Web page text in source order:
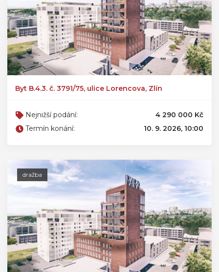
Byt B.4.3. č. 3791/75, ulice Lorencova, Zlín
Nejnižší podání:
4 290 000 Kč
Termín konání:
10. 9. 2026, 10:00
dražba